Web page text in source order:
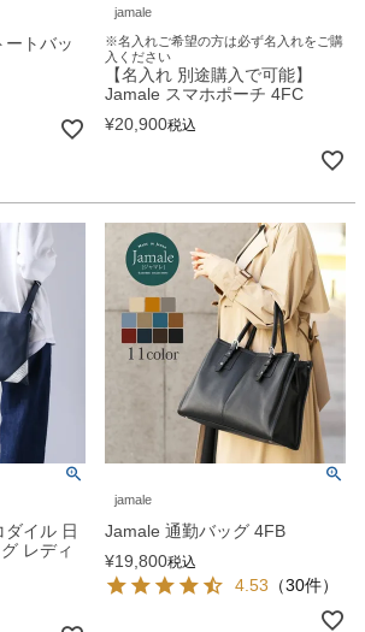
ートバッ
jamale
※名入れご希望の方は必ず名入れをご購
入ください
【名入れ 別途購入で可能】
Jamale スマホポーチ 4FC
¥20,900税込
イル 日
レディ
jamale
Jamale 通勤バッグ 4FB
¥19,800税込
4.53 （30件）